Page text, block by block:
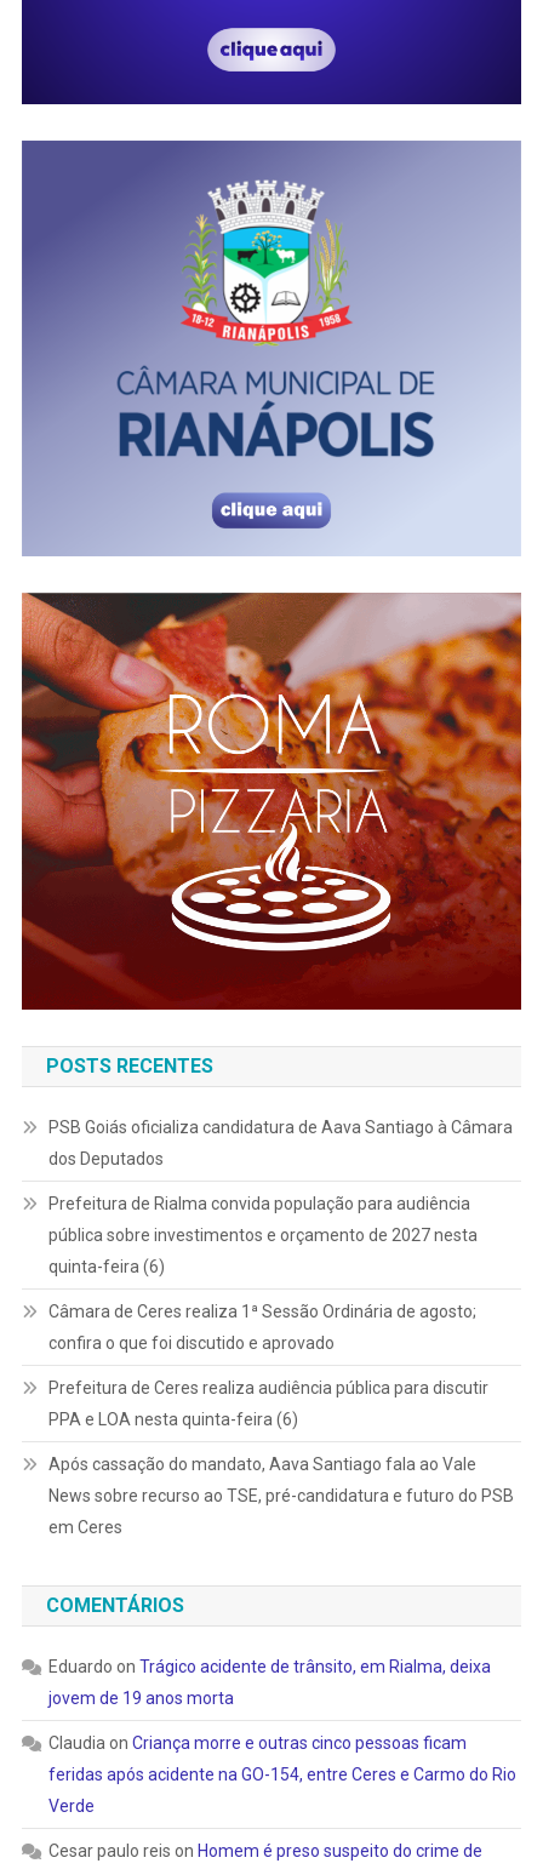
POSTS RECENTES
PSB Goiás oficializa candidatura de Aava Santiago à Câmara
dos Deputados
Prefeitura de Rialma convida população para audiência
pública sobre investimentos e orçamento de 2027 nesta
quinta-feira (6)
Câmara de Ceres realiza 1ª Sessão Ordinária de agosto;
confira o que foi discutido e aprovado
Prefeitura de Ceres realiza audiência pública para discutir
PPA e LOA nesta quinta-feira (6)
Após cassação do mandato, Aava Santiago fala ao Vale
News sobre recurso ao TSE, pré-candidatura e futuro do PSB
em Ceres
COMENTÁRIOS
Eduardo on Trágico acidente de trânsito, em Rialma, deixa
jovem de 19 anos morta
Claudia on Criança morre e outras cinco pessoas ficam
feridas após acidente na GO-154, entre Ceres e Carmo do Rio
Verde
Cesar paulo reis on Homem é preso suspeito do crime de